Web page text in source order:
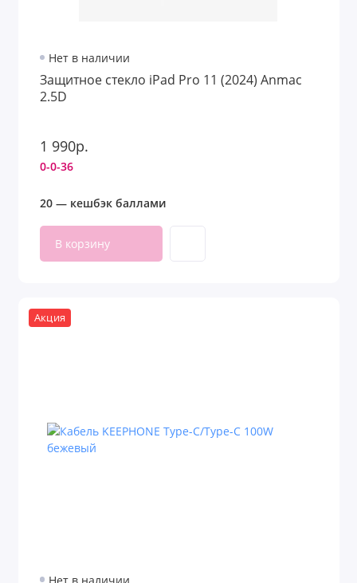
Нет в наличии
Защитное стекло iPad Pro 11 (2024) Anmac
2.5D
1 990р.
0-0-36
20 — кешбэк баллами
В корзину
Акция